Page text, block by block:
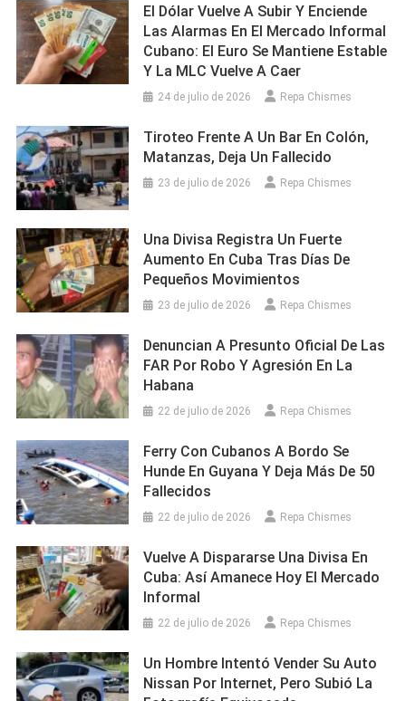
El Dólar Vuelve A Subir Y Enciende
Las Alarmas En El Mercado Informal
Cubano: El Euro Se Mantiene Estable
Y La MLC Vuelve A Caer
24 de julio de 2026 Repa Chismes
Tiroteo Frente A Un Bar En Colón,
Matanzas, Deja Un Fallecido
23 de julio de 2026 Repa Chismes
Una Divisa Registra Un Fuerte
Aumento En Cuba Tras Días De
Pequeños Movimientos
23 de julio de 2026 Repa Chismes
Denuncian A Presunto Oficial De Las
FAR Por Robo Y Agresión En La
Habana
22 de julio de 2026 Repa Chismes
Ferry Con Cubanos A Bordo Se
Hunde En Guyana Y Deja Más De 50
Fallecidos
22 de julio de 2026 Repa Chismes
Vuelve A Dispararse Una Divisa En
Cuba: Así Amanece Hoy El Mercado
Informal
22 de julio de 2026 Repa Chismes
Un Hombre Intentó Vender Su Auto
Nissan Por Internet, Pero Subió La